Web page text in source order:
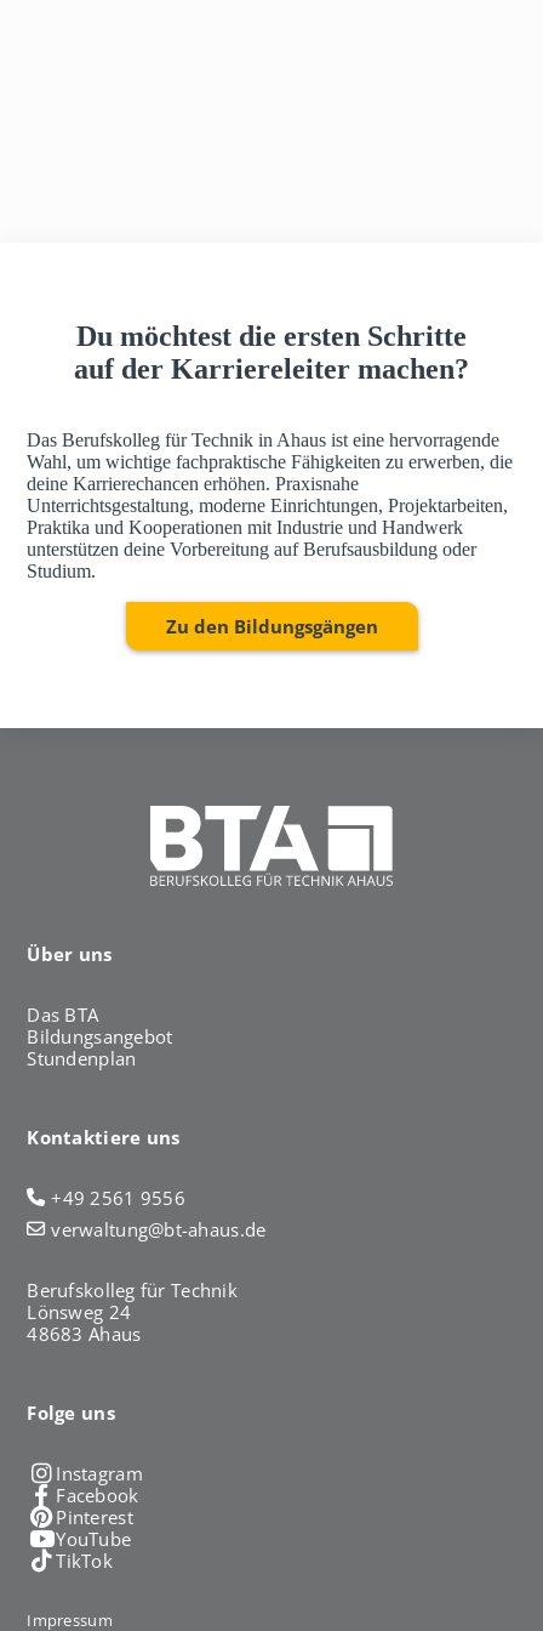
Du möchtest die ersten Schritte
auf der Karriereleiter machen?
Das Berufskolleg für Technik in Ahaus ist eine hervorragende
Wahl, um wichtige fachpraktische Fähigkeiten zu erwerben, die
deine Karrierechancen erhöhen. Praxisnahe
Unterrichtsgestaltung, moderne Einrichtungen, Projektarbeiten,
Praktika und Kooperationen mit Industrie und Handwerk
unterstützen deine Vorbereitung auf Berufsausbildung oder
Studium.
Zu den Bildungsgängen
Über uns
Das BTA
Bildungsangebot
Stundenplan
Kontaktiere uns
+49 2561 9556
verwaltung@bt-ahaus.de
Berufskolleg für Technik
Lönsweg 24
48683 Ahaus
Folge uns
Instagram
Facebook
Pinterest
YouTube
TikTok
Impressum